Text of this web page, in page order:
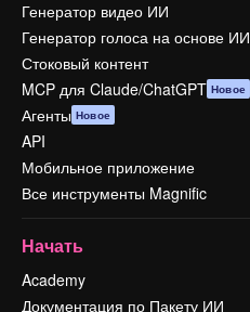
Генератор видео ИИ
Генератор голоса на основе ИИ
Стоковый контент
MCP для Claude/ChatGPT Новое
Агенты Новое
API
Мобильное приложение
Все инструменты Magnific
Начать
Academy
Документация по Пакету ИИ